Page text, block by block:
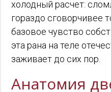
холодный расчет:
гораздо сговорчивее
базовое чувство
эта рана на теле
заживает до сих пор.
Анатомия